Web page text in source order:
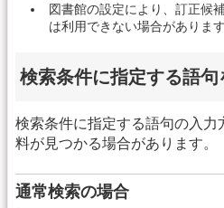
図書館の設定により、訂正候
は利用できない場合があります
検索条件に指定する語句
検索条件に指定する語句の入力
料が見つかる場合があります。
通常検索の場合